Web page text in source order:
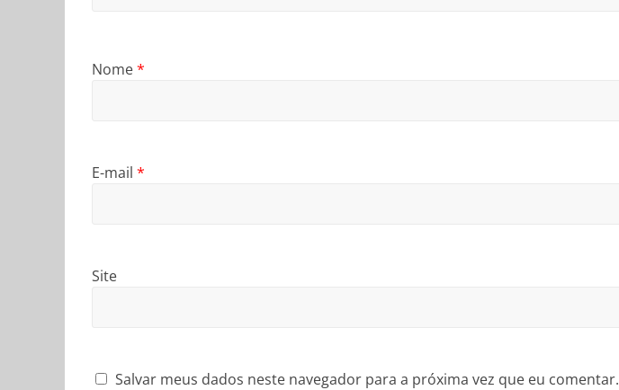
Nome*
E-mail *
Site
Salvar meus dados neste navegador para a próxima vez que eu comentar.